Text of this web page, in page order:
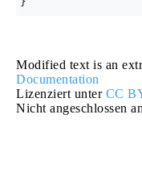
Modified text is an
Documentation
Lizenziert unter CC
Nicht angeschlossen an